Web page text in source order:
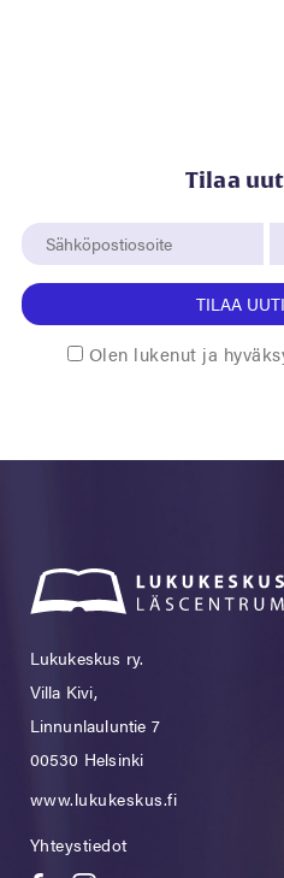
Tilaa
TILAA
Olen lukenut ja
Lukukeskus ry.
Villa Kivi,
Linnunlauluntie 7
00530 Helsinki
www.lukukeskus.fi
Yhteystiedot